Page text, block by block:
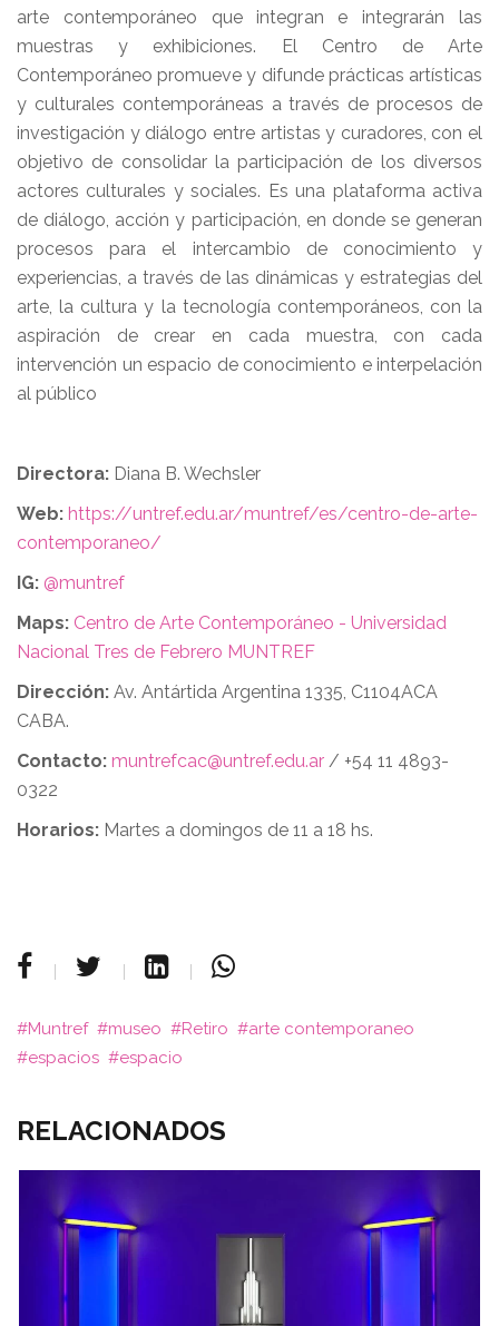
arte contemporáneo que integran e integrarán las
muestras y exhibiciones. El Centro de Arte
Contemporáneo promueve y difunde prácticas artísticas
y culturales contemporáneas a través de procesos de
investigación y diálogo entre artistas y curadores, con el
objetivo de consolidar la participación de los diversos
actores culturales y sociales. Es una plataforma activa
de diálogo, acción y participación, en donde se generan
procesos para el intercambio de conocimiento y
experiencias, a través de las dinámicas y estrategias del
arte, la cultura y la tecnología contemporáneos, con la
aspiración de crear en cada muestra, con cada
intervención un espacio de conocimiento e interpelación
al público
Directora: Diana B. Wechsler
Web: https://untref.edu.ar/muntref/es/centro-de-arte-
contemporaneo/
IG: @muntref
Maps: Centro de Arte Contemporáneo - Universidad
Nacional Tres de Febrero MUNTREF
Dirección: Av. Antártida Argentina 1335, C1104ACA
CABA.
Contacto: muntrefcac@untref.edu.ar / +54 11 4893-
0322
Horarios: Martes a domingos de 11 a 18 hs.
Muntref museo Retiro
arte contemporaneo
espacios
espacio
RELACIONADOS